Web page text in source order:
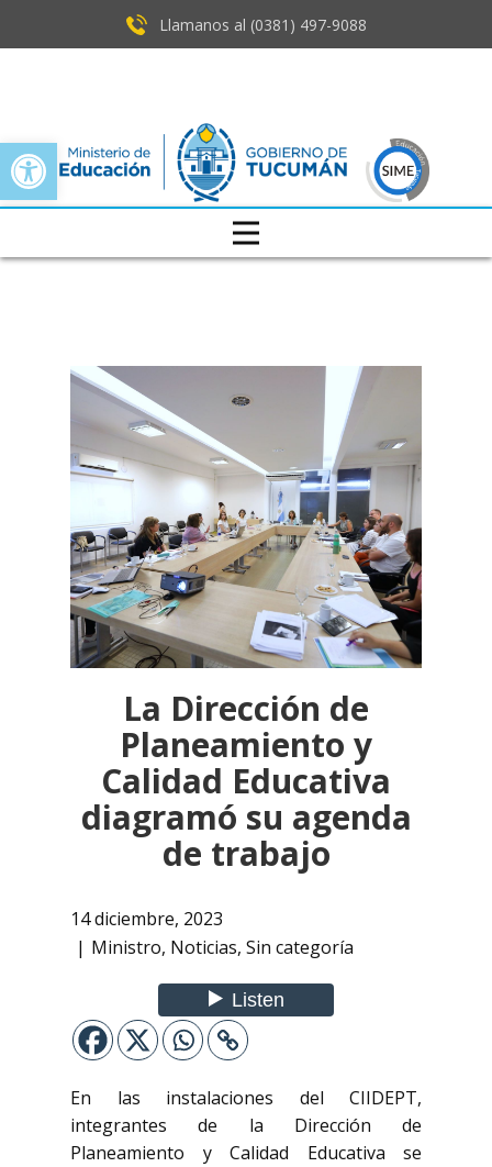
Open toolbar
Llamanos al (0381) ​497-9088
La Dirección de
Planeamiento y
Calidad Educativa
diagramó su agenda
de trabajo
14 diciembre, 2023
Ministro, Noticias, Sin categoría
En las instalaciones del CIIDEPT,
integrantes de la Dirección de
Planeamiento y Calidad Educativa se